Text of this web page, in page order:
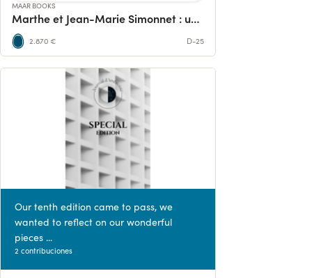
MAAR BOOKS
Marthe et Jean-Marie Simonnet : une monographie
2.870 € D-25
Our tenth edition came to pass, we
wanted to reflect on our wonderful
pieces ...
2 contribuciones